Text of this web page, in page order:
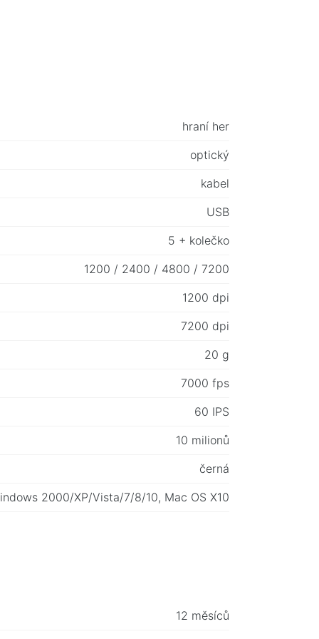
hraní her
optický
kabel
USB
5 + kolečko
1200 / 2400 / 4800 / 7200
1200 dpi
7200 dpi
20 g
7000 fps
60 IPS
10 milionů
černá
2000/XP/Vista/7/8/10, Mac OS X10
12 měsíců